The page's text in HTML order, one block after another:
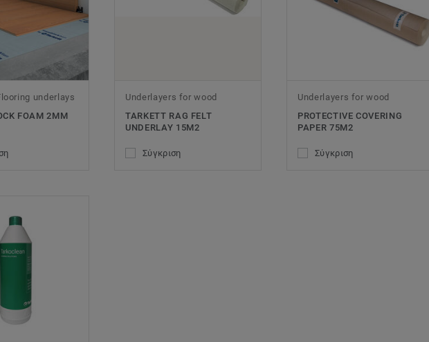
underlays
FOAM 2MM
Underlayers for wood
TARKETT RAG FELT
UNDERLAY 15M2
Σύγκριση
Underlayers for wood
PROTECTIVE COVERING
PAPER 75M2
Σύγκριση